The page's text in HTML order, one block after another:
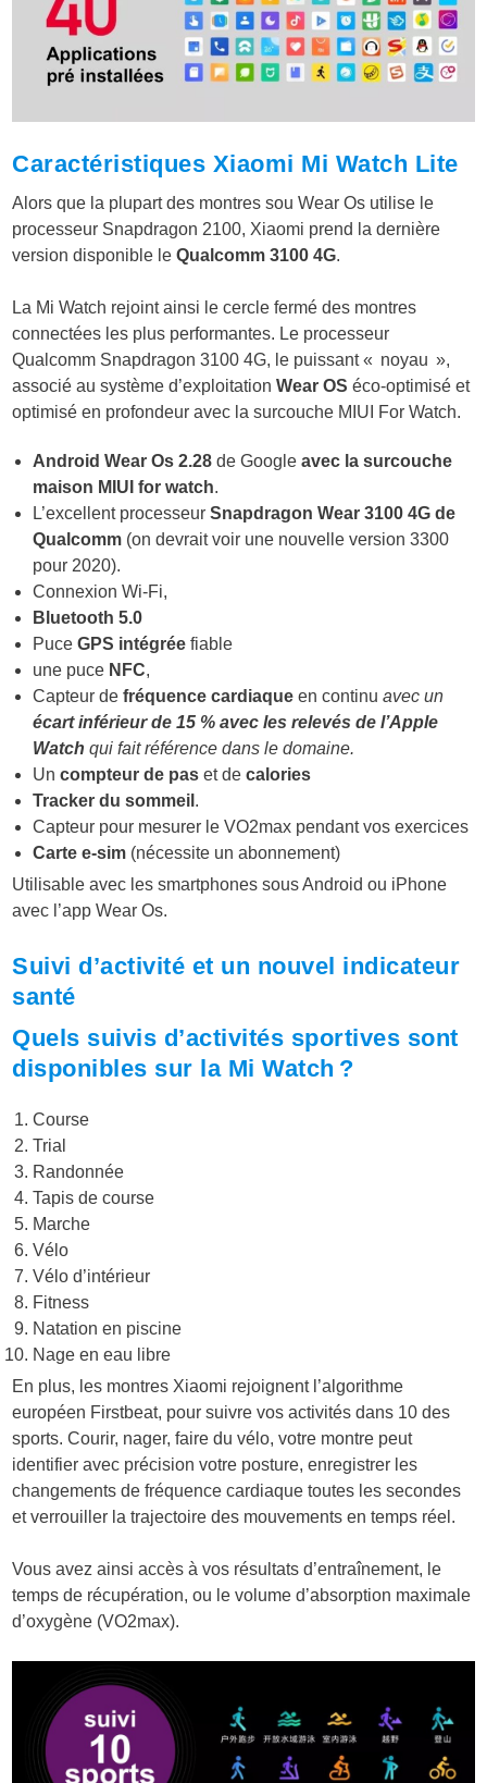
Caractéristiques Xiaomi Mi Watch Lite
Alors que la plupart des montres sou Wear Os utilise le
processeur Snapdragon 2100, Xiaomi prend la dernière
version disponible leQualcomm 3100 4G.
La Mi Watch rejoint ainsi le cercle fermé des montres
connectées les plus performantes. Le processeur
Qualcomm Snapdragon 3100 4G, le puissant « noyau »,
associé au système d’exploitationWear OS éco-optimisé et
optimisé en profondeur avec la surcouche MIUI For Watch.
Android Wear Os 2.28 de Googleavec la surcouche
maison MIUI for watch.
L’excellent processeurSnapdragon Wear 3100 4G de
Qualcomm (on devrait voir une nouvelle version 3300
pour 2020).
Connexion Wi-Fi,
Bluetooth 5.0
PuceGPS intégrée fiable
une puce NFC,
Capteur defréquence cardiaque en continuavec un
écart inférieur de 15 % avec les relevés de l’Apple
Watch qui fait référence dans le domaine.
Uncompteur de pas et decalories
Tracker du sommeil .
Capteur pour mesurer leVO2max pendant vos exercices
Carte e-sim (nécessite un abonnement)
Utilisable avec les smartphones sous Android ou iPhone
avec l’app Wear Os.
Suivi d’activité et un nouvel indicateur
santé
Quels suivis d’activités sportives sont
disponibles sur la Mi Watch ?
Course
Trial
Randonnée
Tapis de course
Marche
Vélo
Vélo d’intérieur
Fitness
Natation en piscine
Nage en eau libre
En plus, les montres Xiaomi rejoignent l’algorithme
européen Firstbeat, pour suivre vos activités dans 10 des
sports. Courir, nager, faire du vélo, votre montre peut
identifier avec précision votre posture, enregistrer les
changements de fréquence cardiaque toutes les secondes
et verrouiller la trajectoire des mouvements en temps réel.
Vous avez ainsi accès à vos résultats d’entraînement, le
temps de récupération, ou le volume d’absorption maximale
d’oxygène (VO2max).